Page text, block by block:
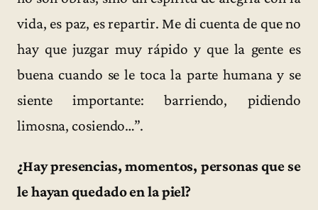
vida, es paz, es repartir. Me di cuenta de que no
hay que juzgar muy rápido y que la gente es
buena cuando se le toca la parte humana y se
siente importante: barriendo, pidiendo
limosna, cosiendo…”.
¿Hay presencias, momentos, personas que se
le hayan quedado en la piel?